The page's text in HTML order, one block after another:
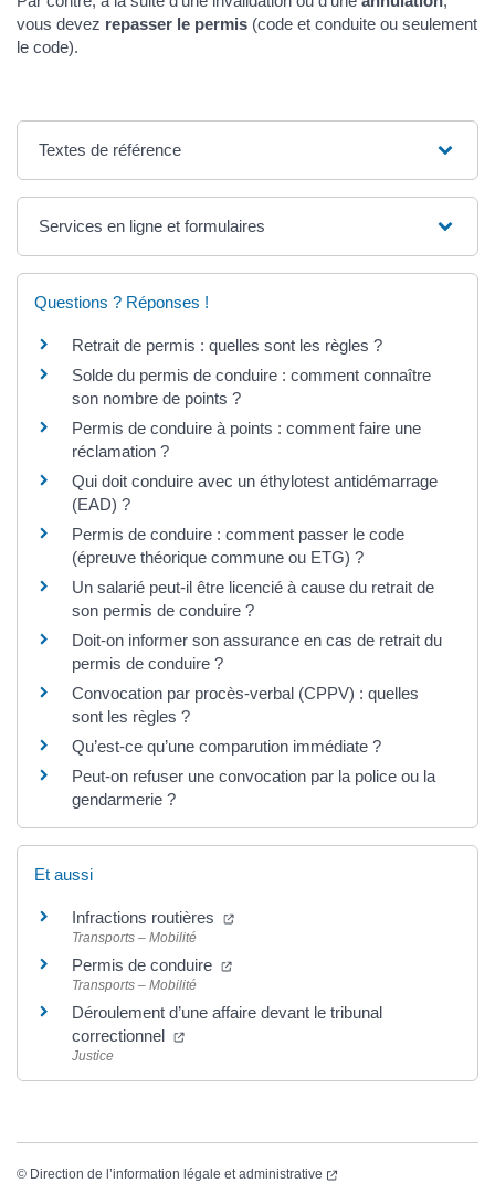
vous devez repasser le permis (code et conduite ou seulement
le code).
Textes de référence
Services en ligne et formulaires
Questions ? Réponses !
Retrait de permis : quelles sont les règles ?
Solde du permis de conduire : comment connaître
son nombre de points ?
Permis de conduire à points : comment faire une
réclamation ?
Qui doit conduire avec un éthylotest antidémarrage
(EAD) ?
Permis de conduire : comment passer le code
(épreuve théorique commune ou ETG) ?
Un salarié peut-il être licencié à cause du retrait de
son permis de conduire ?
Doit-on informer son assurance en cas de retrait du
permis de conduire ?
Convocation par procès-verbal (CPPV) : quelles
sont les règles ?
Qu’est-ce qu’une comparution immédiate ?
Peut-on refuser une convocation par la police ou la
gendarmerie ?
Et aussi
Infractions routières
Transports – Mobilité
Permis de conduire
Transports – Mobilité
Déroulement d’une affaire devant le tribunal
correctionnel
Justice
© Direction de l’information légale et administrative